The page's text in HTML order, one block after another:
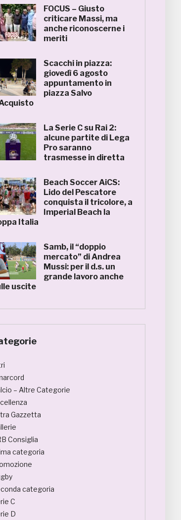
FOCUS – Giusto
criticare Massi, ma
anche riconoscerne i
meriti
Scacchi in piazza:
giovedì 6 agosto
appuntamento in
piazza Salvo
La Serie C su Rai 2:
alcune partite di Lega
Pro saranno
trasmesse in diretta
Beach Soccer AiCS:
Lido del Pescatore
conquista il tricolore, a
Imperial Beach la
Italia
Samb, il “doppio
mercato” di Andrea
Mussi: per il d.s. un
grande lavoro anche
uscite
– Altre Categorie
Gazzetta
Consiglia
categoria
categoria
C
D